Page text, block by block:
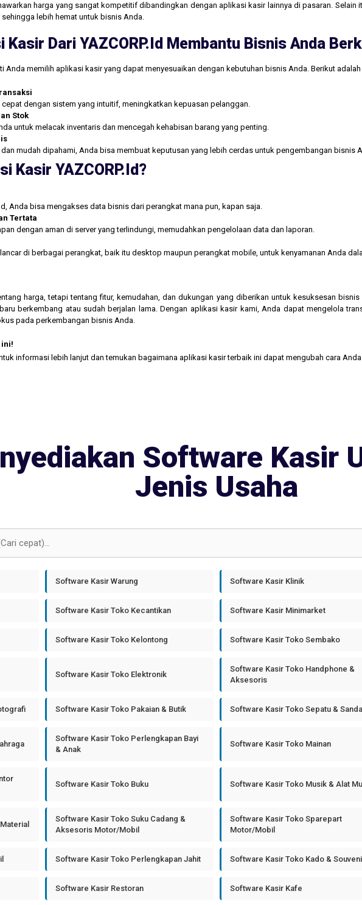
harga yang sangat kompetitif dibandingkan dengan aplikasi kasir lainnya di pasaran.
lebih hemat untuk bisnis Anda.
Kasir Dari YAZCORP.id Membantu Bisnis Anda
Anda memilih aplikasi kasir yang dapat menyesuaikan dengan kebutuhan bisnis Anda. Berikut
dengan sistem yang intuitif, meningkatkan kepuasan pelanggan.
Stok
untuk melacak inventaris dan mencegah kehabisan barang yang penting.
mudah dipahami, Anda bisa membuat keputusan yang lebih cerdas untuk pengembangan bisnis
Kasir YAZCORP.id?
Anda bisa mengakses data bisnis dari perangkat mana pun, kapan saja.
Tertata
dengan aman di server yang terlindungi, memudahkan pengelolaan data dan laporan.
di berbagai perangkat, baik itu desktop maupun perangkat mobile, untuk kenyamanan Anda
harga, tetapi tentang fitur, kemudahan, dan dukungan yang diberikan untuk kesuksesan bisnis
berkembang atau sudah berjalan lama. Dengan aplikasi kasir kami, Anda dapat mengelola
pada perkembangan bisnis Anda.
ini!
informasi lebih lanjut dan temukan bagaimana aplikasi kasir terbaik ini dapat mengubah cara
Software Kasir
Jenis Usaha
Software Kasir Warung Software Kasir Klinik
Software Kasir Toko Kecantikan Software Kasir Minimarket
Software Kasir Toko Kelontong Software Kasir Toko Sembako
Software Kasir Toko Elektronik
Software Kasir Toko Handphone &
Aksesoris
Software Kasir Toko Pakaian & Butik Software Kasir Toko Sepatu & Sandal
Software Kasir Toko Perlengkapan Bayi
& Anak
Software Kasir Toko Mainan
Software Kasir Toko Buku Software Kasir Toko Musik & Alat
Software Kasir Toko Suku Cadang &
Aksesoris Motor/Mobil
Software Kasir Toko Sparepart
Motor/Mobil
Software Kasir Toko Perlengkapan Jahit Software Kasir Toko Kado &
Software Kasir Restoran Software Kasir Kafe